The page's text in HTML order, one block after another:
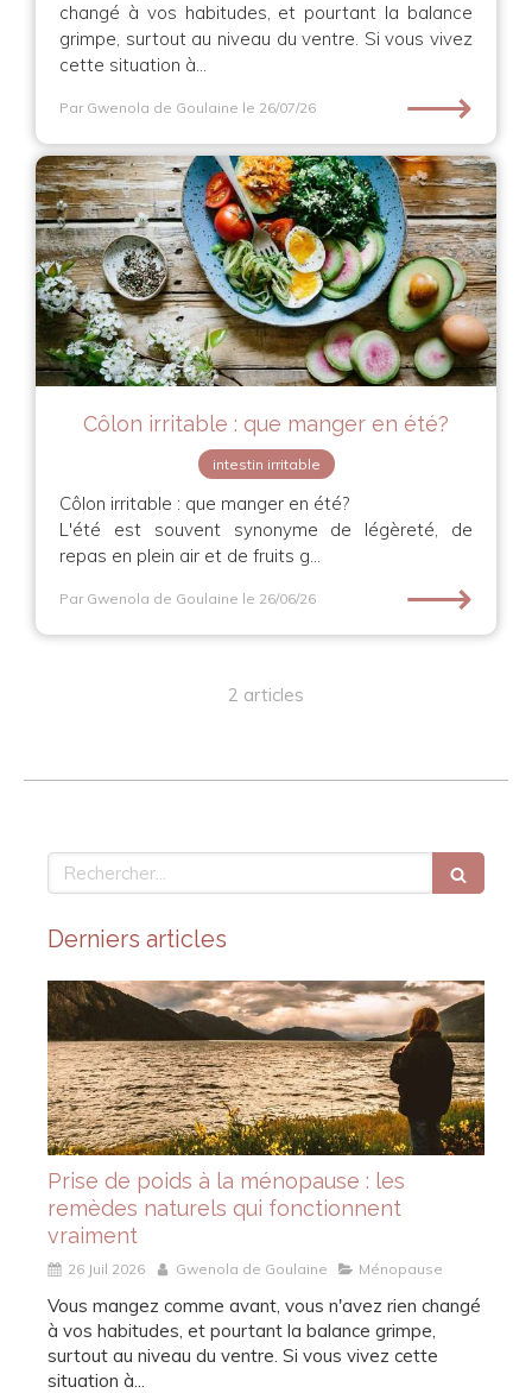
changé à vos habitudes, et pourtant la balance
grimpe, surtout au niveau du ventre. Si vous vivez
cette situation à...
Par Gwenola de Goulaine le 26/07/26 ⟶
Côlon irritable : que manger en été?
intestin irritable
Côlon irritable : que manger en été?
L'été est souvent synonyme de légèreté, de
repas en plein air et de fruits g...
Par Gwenola de Goulaine le 26/06/26 ⟶
2 articles
Rechercher
Derniers articles
Prise de poids à la ménopause : les
remèdes naturels qui fonctionnent
vraiment
26 Juil 2026 Gwenola de Goulaine Ménopause
Vous mangez comme avant, vous n'avez rien changé
à vos habitudes, et pourtant la balance grimpe,
surtout au niveau du ventre. Si vous vivez cette
situation à...